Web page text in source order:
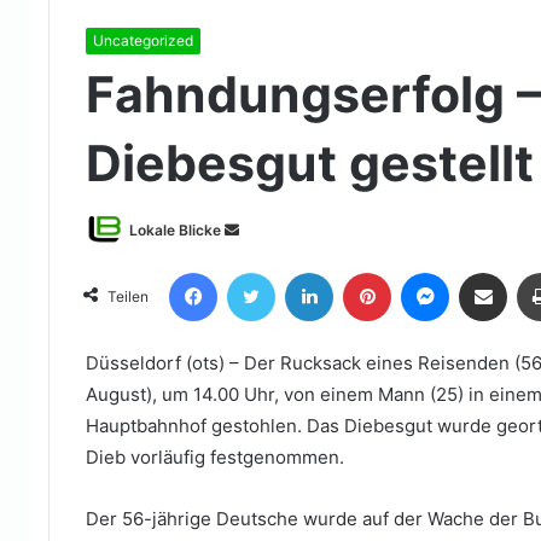
Uncategorized
Fahndungserfolg
Diebesgut gestellt
Lokale Blicke
Sende
eine
E-
Teilen
FacebookTwitter LinkedIn Pinterest Messenger
Teile per E-Mail
Düsseldorf (ots) – Der Rucksack eines Reisenden
August), um 14.00 Uhr, von einem Mann (25) in
Hauptbahnhof gestohlen. Das Diebesgut wurde
Dieb vorläufig festgenommen.
Der 56-jährige Deutsche wurde auf der Wache der